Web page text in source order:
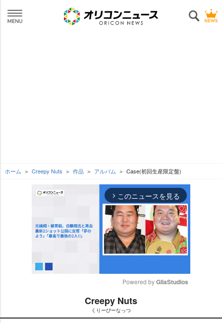
ホーム Creepy Nuts 作品 アルバム Case(初回生産限定盤)
arrow_forward_ios このニュースを見る
t
Powered by GliaStudios
Creepy Nuts
くりーぴーなっつ